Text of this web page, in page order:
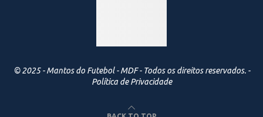
© 2025 - Mantos do Futebol - MDF - Todos os direitos reservados. -
Política de Privacidade